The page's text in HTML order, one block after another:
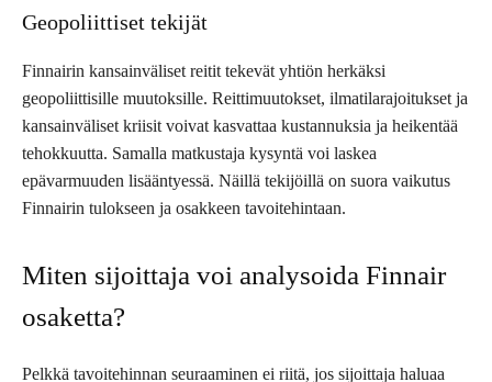
Geopoliittiset tekijät
Finnairin kansainväliset reitit tekevät yhtiön herkäksi
geopoliittisille muutoksille. Reittimuutokset, ilmatilarajoitukset ja
kansainväliset kriisit voivat kasvattaa kustannuksia ja heikentää
tehokkuutta. Samalla matkustaja kysyntä voi laskea
epävarmuuden lisääntyessä. Näillä tekijöillä on suora vaikutus
Finnairin tulokseen ja osakkeen tavoitehintaan.
Miten sijoittaja voi analysoida Finnair
osaketta?
Pelkkä tavoitehinnan seuraaminen ei riitä, jos sijoittaja haluaa